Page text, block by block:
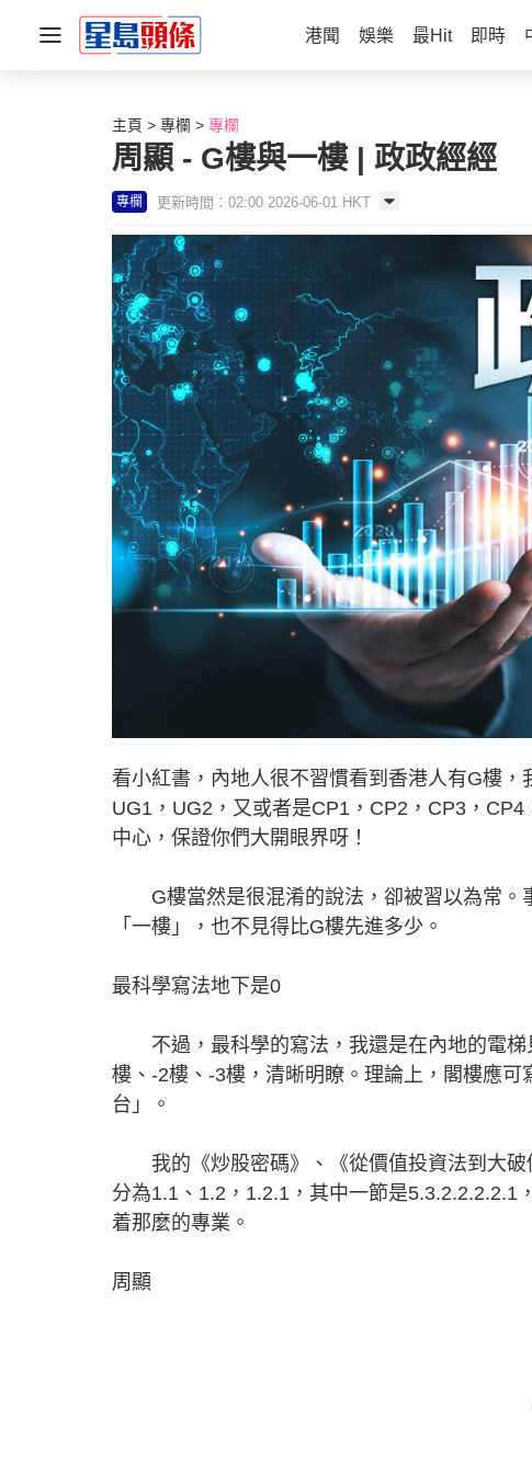
港聞 娛樂 最Hit 即時
主頁 專欄 專欄
周顯 - G樓與一樓 | 政政經經
專欄 更新時間：02:00 2026-06-01 HKT
看小紅書，內地人很不習慣看到香港人有G樓，
UG1，UG2，又或者是CP1，CP2，CP3，
中心，保證你們大開眼界呀！
G樓當然是很混淆的說法，卻被習以為常。
「一樓」，也不見得比G樓先進多少。
最科學寫法地下是0
不過，最科學的寫法，我還是在內地的電梯
樓、-2樓、-3樓，清晰明瞭。理論上，閣樓應
台」。
我的《炒股密碼》、《從價值投資法到大破
分為1.1、1.2，1.2.1，其中一節是5.3.2.2.2.2.1
着那麼的專業。
周顯